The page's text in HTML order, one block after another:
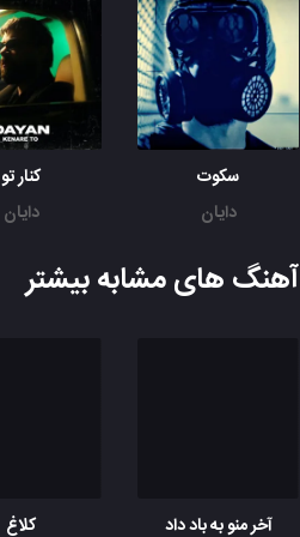
سکوت
دایان
کنار تو
دایان
آهنگ های مشابه بیشتر
آخر منو به باد داد کلاغ